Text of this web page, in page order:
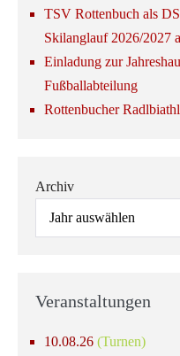
TSV Rottenbuch als
Skilanglauf 2026/2027
Einladung zur
Fußballabteilung
Rottenbucher
Archiv
Veranstaltungen
10.08.26 (Turnen)